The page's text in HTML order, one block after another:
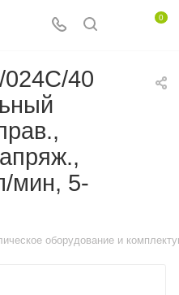
0
40
мин, 5-
оборудование и